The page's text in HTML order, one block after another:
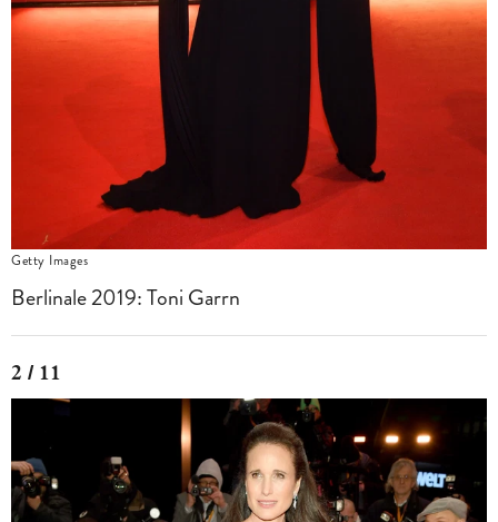
Getty Images
Berlinale 2019: Toni Garrn
2 / 11